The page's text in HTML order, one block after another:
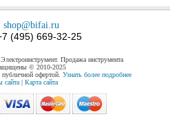
shop@bifai.ru
(495) 669-32-25
Продажа инструмента
© 2010-2025
публичной офертой. Узнать более подробнее
сайта| Карта сайта